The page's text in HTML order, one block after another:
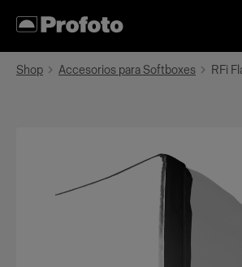
Shop Accesorios para Softboxes RFi